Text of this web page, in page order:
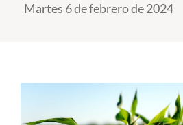
Formación Continua
Martes 6 de febrero de 2024